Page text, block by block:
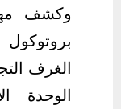
وكشف
الغرف
الوحدة